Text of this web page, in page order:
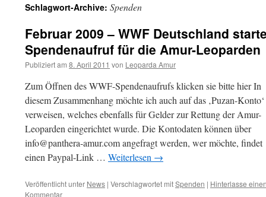
Schlagwort-Archive: Spenden
Februar 2009 – WWF Deutschland
Spendenaufruf für die Amur-Leoparden
Publiziert am 8. April 2011 von Leoparda Amur
Zum Öffnen des WWF-Spendenaufrufs klicken sie bitte hier In
diesem Zusammenhang möchte ich auch auf das ‚Puzan-Konto‘
verweisen, welches ebenfalls für Gelder zur Rettung der Amur-
Leoparden eingerichtet wurde. Die Kontodaten können über
info@panthera-amur.com angefragt werden, wer möchte, findet
einen Paypal-Link … Weiterlesen →
Veröffentlicht unter News | Verschlagwortet mitSpenden | Hinterlasse
Kommentar